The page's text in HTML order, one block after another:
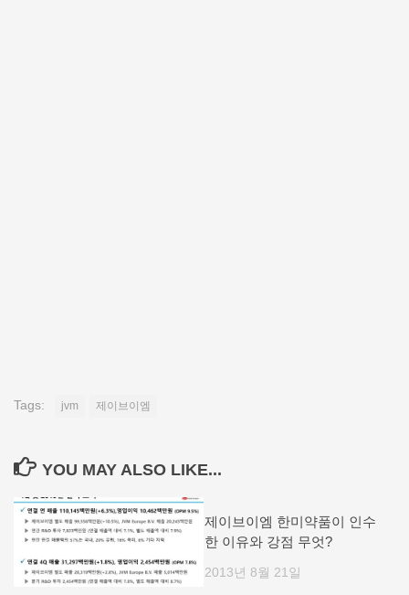
Tags: jvm 제이브이엠
YOU MAY ALSO LIKE...
제이브이엠 한미약품이 인수
한 이유와 강점 무엇?
2013년 8월 21일